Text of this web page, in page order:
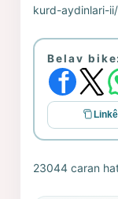
kurd-aydinlari-ii/
Belav bike:
23044 caran